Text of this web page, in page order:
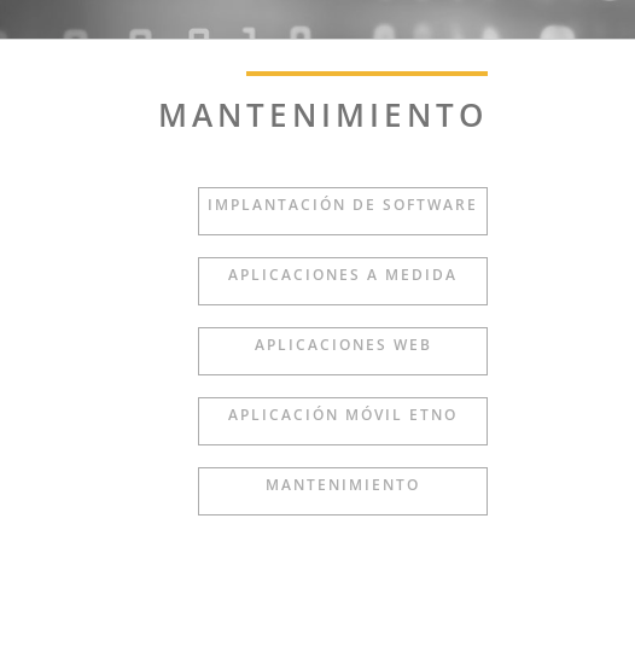
MANTENIMIENTO
IMPLANTACIÓN DE SOFTWARE
APLICACIONES A MEDIDA
APLICACIONES WEB
APLICACIÓN MÓVIL ETNO
MANTENIMIENTO